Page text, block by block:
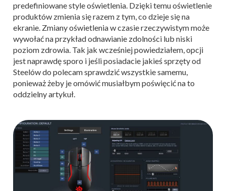
predefiniowane style oświetlenia. Dzięki temu oświetlenie
produktów zmienia się razem z tym, co dzieje się na
ekranie. Zmiany oświetlenia w czasie rzeczywistym może
wywołać na przykład odnawianie zdolności lub niski
poziom zdrowia. Tak jak wcześniej powiedziałem, opcji
jest naprawdę sporo i jeśli posiadacie jakieś sprzęty od
Steelów do polecam sprawdzić wszystkie samemu,
ponieważ żeby je omówić musiałbym poświęcić na to
oddzielny artykuł.